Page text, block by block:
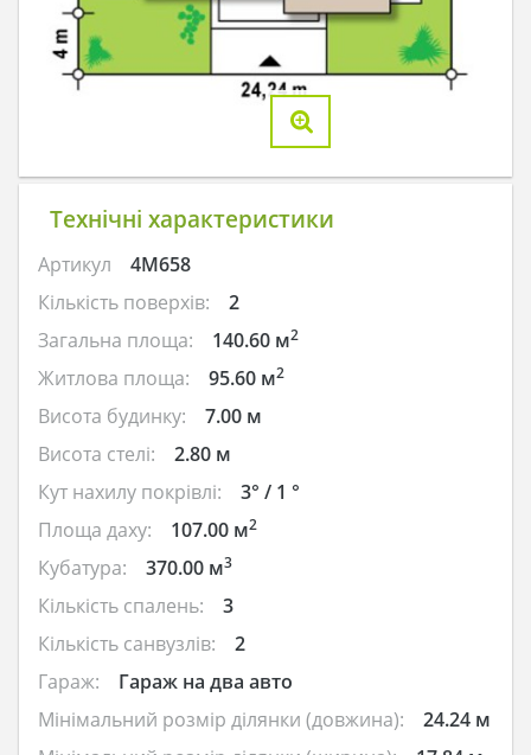
Технічні характеристики
Артикул
4M658
Кількість поверхів:
2
Загальна площа:
140.60 м2
Житлова площа: 95.60 м2
Висота будинку:
7.00 м
Висота стелі:
2.80 м
Кут нахилу покрівлі:
3° / 1 °
Площа даху:
107.00 м2
Кубатура: 370.00 м3
Кількість спалень:
3
Кількість санвузлів:
2
Гараж:
Гараж на два авто
Мінімальний розмір ділянки (довжина):
24.24 м